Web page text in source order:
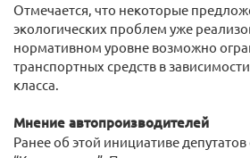
Отмечается, что некоторые
экологических проблем уже
нормативном уровне возможно
транспортных средств в
класса.
Мнение автопроизводителей
Ранее об этой инициативе